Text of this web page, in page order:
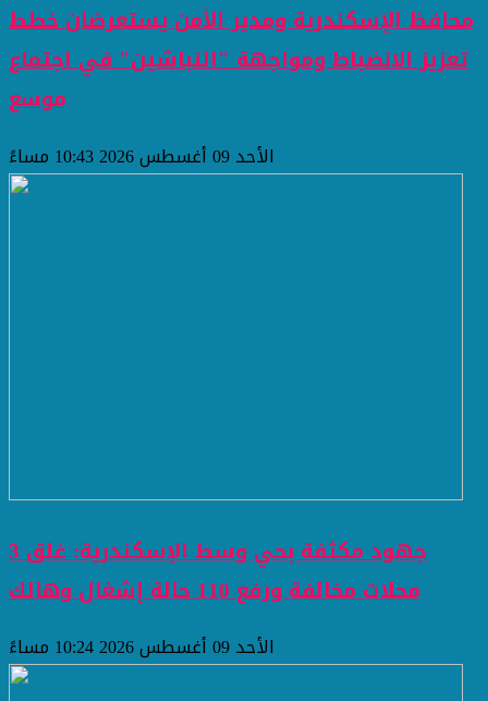
محافظ الإسكندرية ومدير الأمن يستعرضان خطط
تعزيز الانضباط ومواجهة "النباشين" في اجتماع
موسع
الأحد 09 أغسطس 2026 10:43 مساءً
جهود مكثفة بحي وسط الإسكندرية: غلق 3
محلات مخالفة ورفع 110 حالة إشغال وهالك
الأحد 09 أغسطس 2026 10:24 مساءً